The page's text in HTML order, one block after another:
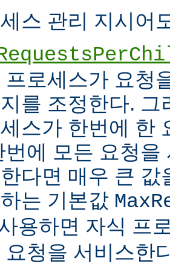
스 관리 지시어
프로세스가 요청
를 조정한다. 그
스가 한번에 한
번에 모든 요청
다면 매우 큰 값
는 기본값
용하면 자식 프
요청을 서비스한